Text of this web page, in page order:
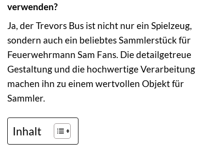
verwenden?
Ja, der Trevors Bus ist nicht nur ein Spielzeug,
sondern auch ein beliebtes Sammlerstück für
Feuerwehrmann Sam Fans. Die detailgetreue
Gestaltung und die hochwertige Verarbeitung
machen ihn zu einem wertvollen Objekt für
Sammler.
Inhalt